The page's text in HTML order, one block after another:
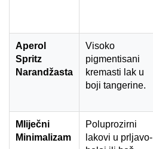
Aperol
Spritz
Narandžasta
Visoko
pigmentisani
kremasti lak u
boji tangerine.
Mliječni
Minimalizam
Poluprozirni
lakovi u prljavo-